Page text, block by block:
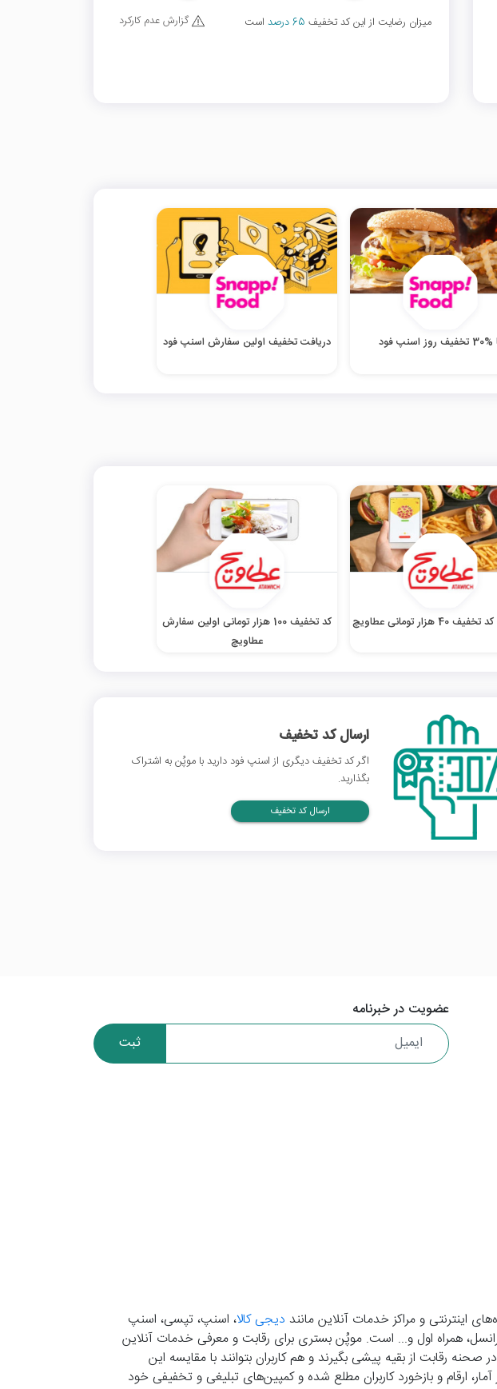
میزان رضایت از این کد تخفیف 65 درصد است گزارش عدم کارکرد
روز اسنپ فود دریافت تخفیف اولین سفارش اسنپ فود
هزار تومانی عطاویچ
کد تخفیف 100 هزار تومانی اولین سفارش
عطاویچ
ارسال کد تخفیف
اگر کد تخفیف دیگری از اسنپ فود دارید با موپُن به اشتراک
بگذارید.
ارسال کد تخفیف
عضویت در خبرنامه
ثبت
اینترنتی و مراکز خدمات آنلاین مانند دیجی کالا، اسنپ، تپسی، اسنپ
همراه اول و... است. موپُن بستری برای رقابت و معرفی خدمات آنلاین
رقابت از بقیه پیشی بگیرند و هم کاربران بتوانند با مقایسه این
ارقام و بازخورد کاربران مطلع شده و کمپین‌های تبلیغی و تخفیفی خود